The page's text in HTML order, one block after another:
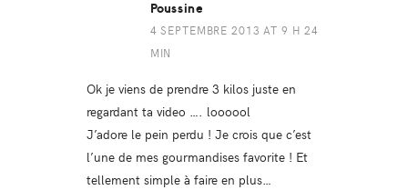
Poussine
4 SEPTEMBRE 2013 AT 9 H 24
MIN
Ok je viens de prendre 3 kilos juste en
regardant ta video …. loooool
J’adore le pein perdu ! Je crois que c’est
l’une de mes gourmandises favorite ! Et
tellement simple à faire en plus…